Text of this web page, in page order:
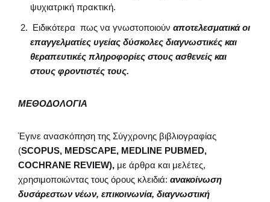
ψυχιατρική πρακτική.
Ειδικότερα πως να γνωστοποιούν αποτελεσματικά οι
επαγγελματίες υγείας δύσκολες διαγνωστικές και
θεραπευτικές πληροφορίες στους ασθενείς και
στους φροντιστές τους.
ΜΕΘΟΔΟΛΟΓΙΑ
Έγινε ανασκόπηση της Σύγχρονης βιβλιογραφίας
(SCOPUS, MEDSCAPE, MEDLINE PUBMΕD,
COCHRANE REVIEW), με άρθρα και μελέτες,
χρησιμοποιώντας τους όρους κλειδιά: ανακοίνωση
δυσάρεστων νέων, επικοινωνία, διαγνωστική